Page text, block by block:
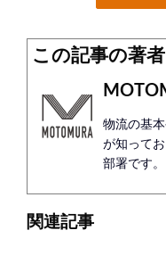
この記事の著
物流の基
が知って
部署です。
関連記事